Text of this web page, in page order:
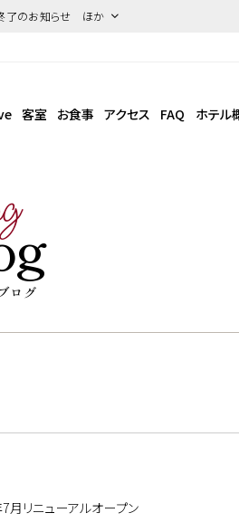
了のお知らせ ほか
客室 お食事 アクセス FAQ ホテル
ログ
リニューアルオープン